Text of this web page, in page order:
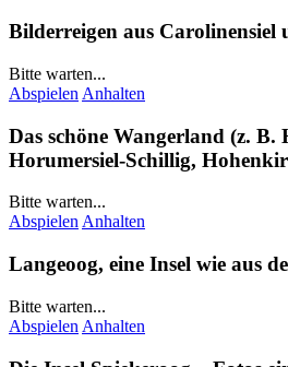
Bilderreigen aus Carolinensiel
Bitte warten...
Abspielen Anhalten
Das schöne Wangerland (z. B.
Horumersiel-Schillig,
Bitte warten...
Abspielen Anhalten
Langeoog, eine Insel wie aus
Bitte warten...
Abspielen Anhalten